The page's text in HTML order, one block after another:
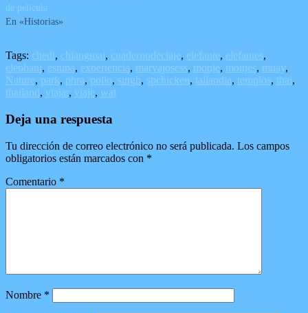
de película
En «Historias»
Tags: chedi, chiangmai, cuadernodeciaje, elefante, elefantes,
elephant, estupa, experiencia, maryajosess, monje, monjes, muay,
Nature, park, phra, pollo, singh, spchicken, tailandia, templos, thai,
thailand, viajar, viaje, wat
Deja una respuesta
Tu dirección de correo electrónico no será publicada. Los campos
obligatorios están marcados con *
Comentario *
Nombre *